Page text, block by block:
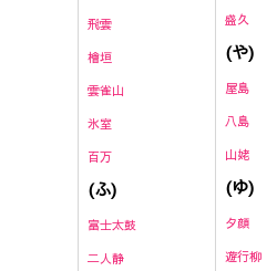
飛雲
檜垣
雲雀山
氷室
百万
(ふ)
富士太鼓
二人静
盛久
(や)
屋島
八島
山姥
(ゆ)
夕顔
遊行柳